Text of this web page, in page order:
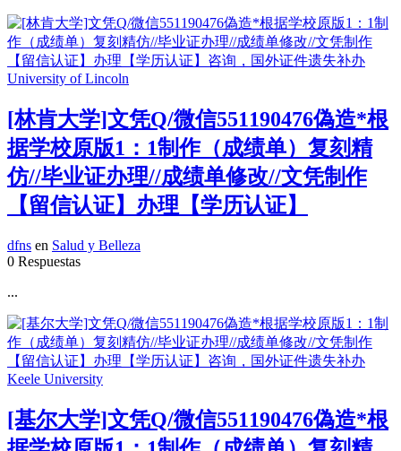
[林肯大学]文凭Q/微信551190476偽造*根
据学校原版1：1制作（成绩单）复刻精
仿//毕业证办理//成绩单修改//文凭制作
【留信认证】办理【学历认证】
dfns en Salud y Belleza
0 Respuestas
...
[基尔大学]文凭Q/微信551190476偽造*根